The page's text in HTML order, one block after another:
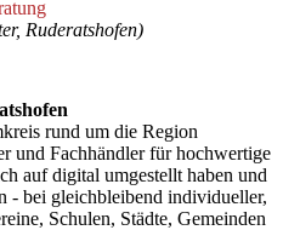
Ruderatshofen)
rund um die Region
und Fachhändler für hochwertige
auf digital umgestellt haben und
- bei gleichbleibend individueller,
Schulen, Städte, Gemeinden